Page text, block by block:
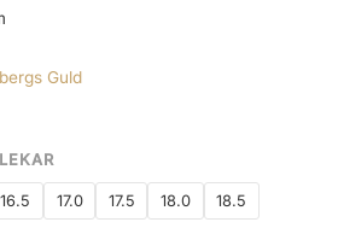
Guld
16.5 17.0 17.5 18.0 18.5